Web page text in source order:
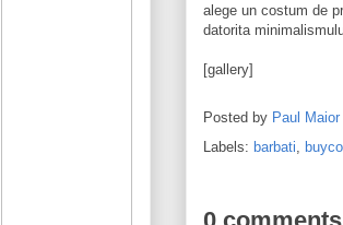
alege un costum de
datorita
[gallery]
Posted by Paul Maior
Labels: barbati